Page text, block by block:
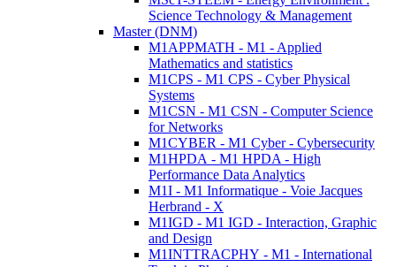
Science Technology & Management
Master (DNM)
M1APPMATH - M1 - Applied
Mathematics and statistics
M1CPS - M1 CPS - Cyber Physical
Systems
M1CSN - M1 CSN - Computer Science
for Networks
M1CYBER - M1 Cyber - Cybersecurity
M1HPDA - M1 HPDA - High
Performance Data Analytics
M1I - M1 Informatique - Voie Jacques
Herbrand - X
M1IGD - M1 IGD - Interaction, Graphic
and Design
M1INTTRACPHY - M1 - International